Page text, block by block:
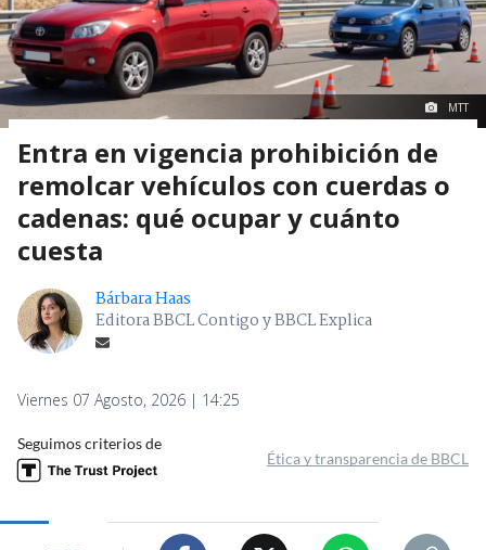
MTT
Entra en vigencia prohibición de
remolcar vehículos con cuerdas o
cadenas: qué ocupar y cuánto
cuesta
Bárbara Haas
Editora BBCL Contigo y BBCL Explica
Viernes 07 Agosto, 2026 | 14:25
Seguimos criterios de
Ética y transparencia de BBCL